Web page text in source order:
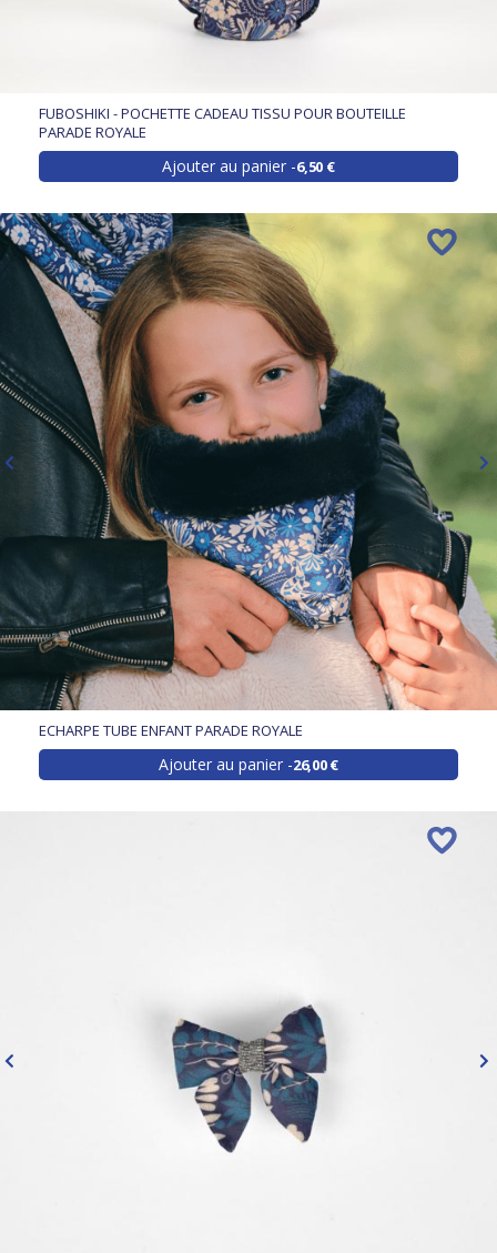
FUBOSHIKI - POCHETTE CADEAU TISSU POUR BOUTEILLE
PARADE ROYALE
Ajouter au panier 6,50 €
ECHARPE TUBE ENFANT PARADE ROYALE
Ajouter au panier 26,00 €